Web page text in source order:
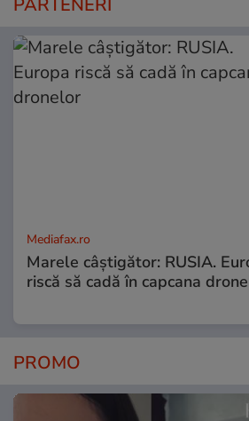
PARTENERI
Mediafax.ro
Marele câștigător: RUSIA.
riscă să cadă în capcana
PROMO